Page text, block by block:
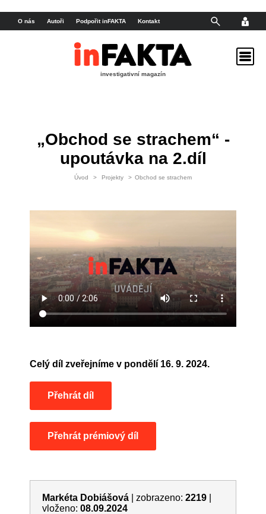
„Obchod se strachem“ -
upoutávka na 2.díl
Úvod > Projekty > Obchod se strachem
Celý díl zveřejníme v pondělí 16. 9. 2024.
Přehrát díl
Přehrát prémiový díl
Markéta Dobiášová zobrazeno: 2219
vloženo: 08.09.2024
investigativní magazín
O nás Autoři Podpořit inFAKTA Kontakt